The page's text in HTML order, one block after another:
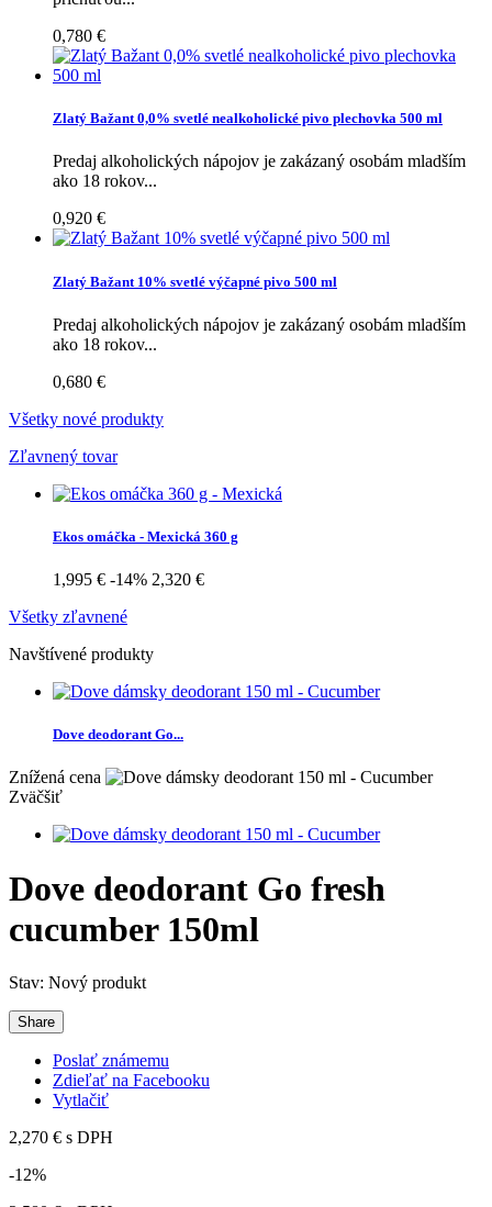
0,780 €
Zlatý Bažant 0,0% svetlé nealkoholické pivo plechovka 500 ml
Predaj alkoholických nápojov je zakázaný osobám mladším
ako 18 rokov...
0,920 €
Zlatý Bažant 10% svetlé výčapné pivo 500 ml
Predaj alkoholických nápojov je zakázaný osobám mladším
ako 18 rokov...
0,680 €
Všetky nové produkty
Zľavnený tovar
Ekos omáčka - Mexická 360 g
1,995 € -14% 2,320 €
Všetky zľavnené
Navštívené produkty
Dove deodorant Go...
Znížená cena
Zväčšiť
Dove deodorant Go fresh
cucumber 150ml
Stav: Nový produkt
Share
Poslať známemu
Zdieľať na Facebooku
Vytlačiť
2,270 € s DPH
-12%